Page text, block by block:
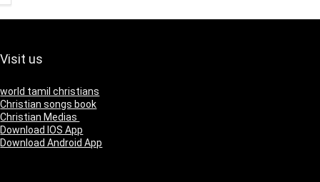
Visit us
world tamil christians
Christian songs book
Christian Medias
Download IOS App
Download Android App